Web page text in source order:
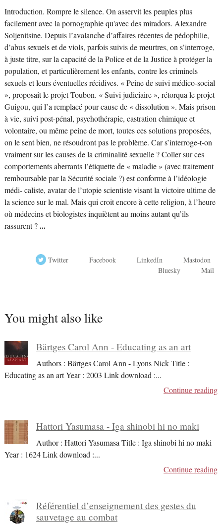
Introduction. Rompre le silence. On asservit les peuples plus
facilement avec la pornographie qu'avec des miradors. Alexandre
Soljenitsine. Depuis l’avalanche d’affaires récentes de pédophilie,
d’abus sexuels et de viols, parfois suivis de meurtres, on s’interroge,
à juste titre, sur la capacité de la Police et de la Justice à protéger la
population, et particulièrement les enfants, contre les criminels
sexuels et leurs éventuelles récidives. « Peine de suivi médico-social
», proposait le projet Toubon. « Suivi judiciaire », rétorqua le projet
Guigou, qui l’a remplacé pour cause de « dissolution ». Mais prison
à vie, suivi post-pénal, psychothérapie, castration chimique et
volontaire, ou même peine de mort, toutes ces solutions proposées,
on le sent bien, ne résoudront pas le problème. Car s’interroge-t-on
vraiment sur les causes de la criminalité sexuelle ? Coller sur ces
comportements aberrants l’étiquette de « maladie » (avec traitement
remboursable par la Sécurité sociale ?) est conforme à l’idéologie
médi- caliste, avatar de l’utopie scientiste visant la victoire ultime de
la science sur le mal. Mais qui croit encore à cette religion, à l’heure
où médecins et biologistes inquiètent au moins autant qu’ils
rassurent ?...
Twitter Facebook LinkedIn
Mastodon
Bluesky
Mail
You might also like
Bärtges Carol Ann - Educating as an art
Authors : Bärtges Carol Ann - Lyons Nick Title :
Educating as an art Year : 2003 Link download :...
Continue reading
Hattori Yasumasa - Iga shinobi hi no maki
Author : Hattori Yasumasa Title : Iga shinobi hi no maki
Year : 1624 Link download :...
Continue reading
Référentiel d’enseignement des gestes du
sauvetage au combat